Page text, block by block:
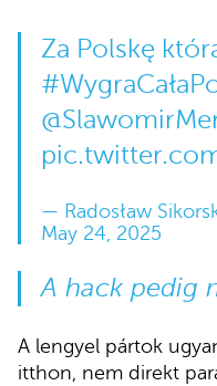
Za Polskę
— Radosław
May 24, 2025
A hack pedig
A lengyel pártok
itthon, nem direkt